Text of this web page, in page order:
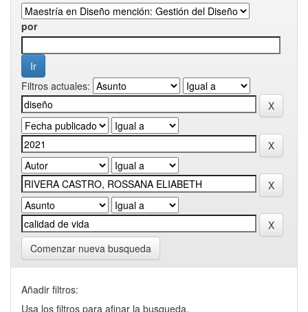
por
Filtros actuales:
Comenzar nueva busqueda
Añadir filtros:
Usa los filtros para afinar la busqueda.